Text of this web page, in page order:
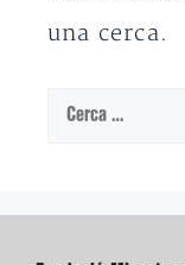
una cerca.
Cerca: